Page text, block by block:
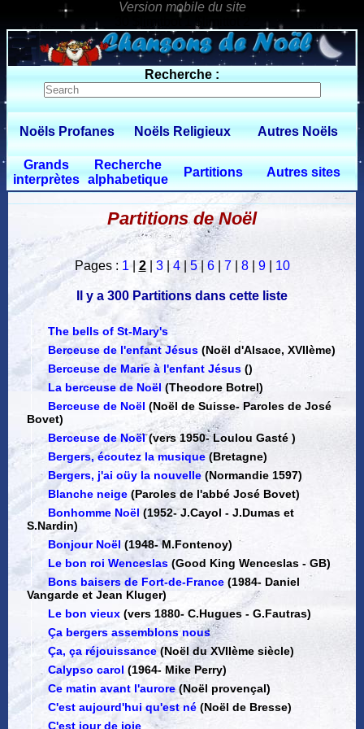
30 $limitbot 1 $limittot 2
Recherche :
Noëls Profanes Noëls Religieux Autres Noëls
Grands
interprètes
Recherche
alphabetique
Partitions Autres sites
Partitions de Noël
Pages : 1| 2| 3| 4| 5| 6| 7 8| 9| 10
Il y a 300 Partitions dans cette liste
The bells of St-Mary's
Berceuse de l'enfant Jésus (Noël d'Alsace, XVIIème)
Berceuse de Marie à l'enfant Jésus ()
La berceuse de Noël (Theodore Botrel)
Berceuse de Noël(Noël de Suisse-Paroles de José
Bovet)
Berceuse de Noël (vers 1950-Loulou Gasté )
Bergers, écoutez la musique (Bretagne)
Bergers, j'ai oüy la nouvelle (Normandie 1597)
Blanche neige (Paroles de l'abbé José Bovet)
Bonhomme Noël (1952-J.Cayol - J.Dumas et
S.Nardin)
Bonjour Noël (1948-M.Fontenoy)
Le bon roi Wenceslas (Good King Wenceslas - GB)
Bons baisers de Fort-de-France (1984- Daniel
Vangarde et Jean Kluger)
Le bon vieux (vers 1880-C.Hugues - G.Fautras)
Ça bergers assemblons nous
Ça, ça réjouissance(Noël du XVIIème siècle)
Calypso carol (1964-Mike Perry)
Ce matin avant l'aurore (Noël provençal)
C'est aujourd'hui qu'est né(Noël de Bresse)
C'est jour de joie